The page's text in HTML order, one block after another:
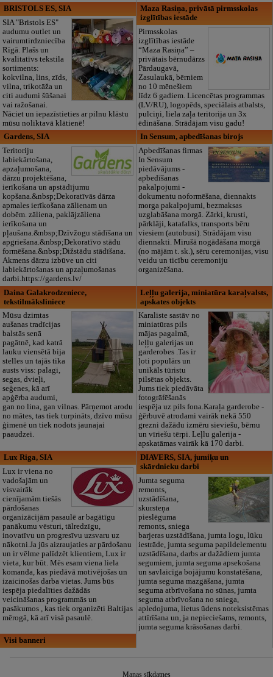
BRISTOLS ES, SIA
SIA "Bristols ES"
audumu outlet un
vairumtirdzniecība
Rīgā. Plašs un
kvalitatīvs tekstila
sortiments:
kokvilna, lins, zīds,
vilna, trikotāža un
citi audumi šūšanai
vai ražošanai.
Nāciet un iepazīstieties ar pilnu klāstu
mūsu noliktavā klātienē!
Maza Rasiņa, privātā pirmsskolas
izglītības iestāde
Pirmsskolas
izglītības iestāde
“Maza Rasiņa” –
privātais bērnudārzs
Pārdaugavā,
Zasulaukā, bērniem
no 10 mēnešiem
līdz 6 gadiem. Licencētas programmas
(LV/RU), logopēds, speciālais atbalsts,
pulciņi, liela zaļa teritorija un 3x
ēdināšana. Strādājam visu gadu!
Gardens, SIA
Teritoriju
labiekārtošana,
apzaļumošana,
dārzu projektēšana,
ierīkošana un apstādījumu
kopšana.&nbsp;Dekoratīvās dārza
apmales ierīkošana zālienam un
dobēm. zāliena, paklājzāliena
ierīkošana un
pļaušana.&nbsp;Dzīvžogu stādīšana un
apgriešana.&nbsp;Dekoratīvo stādu
formēšana.&nbsp;Dižstādu stādīšana.
Akmens dārzu izbūve un citi
labiekārtošanas un apzaļumošanas
darbi.https://gardens.lv/
In Sensum, apbedīšanas birojs
Apbedīšanas firmas
In Sensum
piedāvājums -
apbedīšanas
pakalpojumi -
dokumentu noformēšana, diennakts
morga pakalpojumi, bezmaksas
uzglabāšana morgā. Zārki, krusti,
pārklāji, katafalks, transports bēru
viesiem (autobusi). Strādājam visu
diennakti. Mirušā nogādāšana morgā
(no mājām t. sk.), sēru ceremonijas, visu
veidu un ticību ceremoniju
organizēšana.
Daina Galakrodzeniece,
tekstilmāksliniece
Mūsu dzimtas
aušanas tradīcijas
balstās senā
pagātnē, kad katrā
lauku viensētā bija
stelles un tajās tika
austs viss: palagi,
segas, dvieļi,
seģenes, kā arī
apģērba audumi,
gan no lina, gan vilnas. Pārņemot arodu
no mātes, tas tiek turpināts, dzīvo mūsu
ģimenē un tiek nodots jaunajai
paaudzei.
Leļļu galerija, miniatūra karaļvalsts,
apskates objekts
Karaliste sastāv no
miniatūras pils
mājas pagalmā,
leļļu galerijas un
garderobes .Tas ir
ļoti populārs un
unikāls tūristu
pilsētas objekts.
Jums tiek piedāvāta
fotogrāfēšanās
iespēja uz pils fona.Karaļa garderobe -
ģērbuvē atrodami vairāk nekā 550
grezni dažādu izmēru sieviešu, bērnu
un vīriešu tērpi. Leļlu galerija -
apskatāmas vairāk kā 170 darbi.
Lux Riga, SIA
Lux ir viena no
vadošajām un
visvairāk
cienījamām tiešās
pārdošanas
organizācijām pasaulē ar bagātīgu
panākumu vēsturi, tālredzīgu,
inovatīvu un progresīvu uzsvaru uz
nākotni.Ja jūs aizraujaties ar pārdošanu
un ir vēlme palīdzēt klientiem, Lux ir
vieta, kur būt. Mēs esam viena liela
komanda, kas piedāvā motivējošas un
izaicinošas darba vietas. Jums būs
iespēja piedalīties dažādās
veicināšanas programmās un
pasākumos , kas tiek organizēti Baltijas
mērogā, kā arī visā pasaulē.
DIAVERS, SIA, jumiķu un
skārdnieku darbi
Jumta seguma
remonts,
uzstādīšana,
skursteņa
pieslēguma
remonts, sniega
barjeras uzstādīšana, jumta logu, lūku
iestrāde, jumta seguma papildelementu
uzstādīšana, darbs ar dažādiem jumta
segumiem, jumta seguma apsekošana
un savlaicīga bojājumu konstatēšana,
jumta seguma mazgāšana, jumta
seguma atbrīvošana no sūnas, jumta
seguma atbrīvošana no sniega,
apledojuma, lietus ūdens noteksistēmas
attīrīšana un, ja nepieciešams, remonts,
jumta seguma krāsošanas darbi.
Visi banneri
Manas sīkdatnes